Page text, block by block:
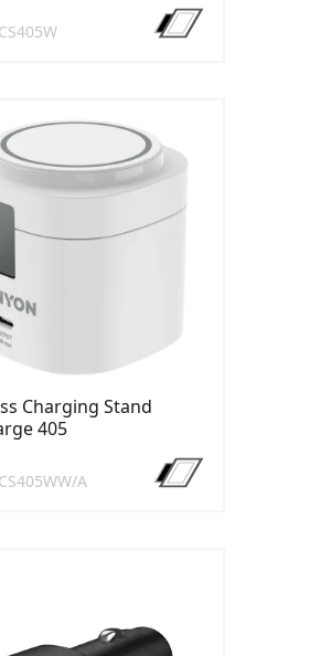
Charging Stand
405
A